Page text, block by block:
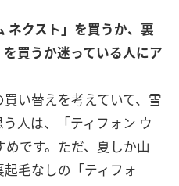
クスト」を買うか、裏
買うか迷っている人にア
い替えを考えていて、雪
人は、「ティフォン ウ
です。ただ、夏しか山
毛なしの「ティフォ